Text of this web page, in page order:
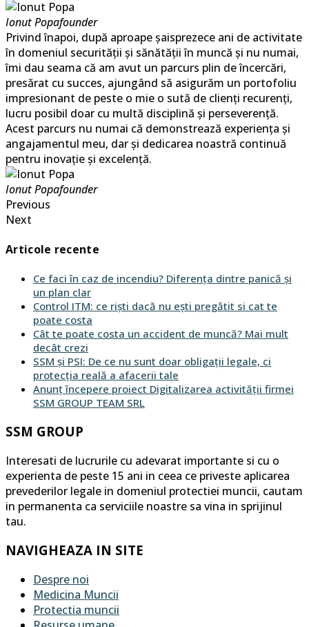
Ionut Popafounder
Privind înapoi, după aproape șaisprezece ani de activitate
în domeniul securității și sănătății în muncă și nu numai,
îmi dau seama că am avut un parcurs plin de încercări,
presărat cu succes, ajungând să asigurăm un portofoliu
impresionant de peste o mie o sută de clienți recurenți,
lucru posibil doar cu multă disciplină și perseverență.
Acest parcurs nu numai că demonstrează experiența și
angajamentul meu, dar și dedicarea noastră continuă
pentru inovație și excelență.
Ionut Popafounder
Previous
Next
Articole recente
Ce faci în caz de incendiu? Diferența dintre panică și
un plan clar
Control ITM: ce riști dacă nu ești pregătit si cat te
poate costa
Cât te poate costa un accident de muncă? Mai mult
decât crezi
SSM și PSI: De ce nu sunt doar obligații legale, ci
protecția reală a afacerii tale
Anunț începere proiect Digitalizarea activității firmei
SSM GROUP TEAM SRL
SSM GROUP
Interesati de lucrurile cu adevarat importante si cu o
experienta de peste 15 ani in ceea ce priveste aplicarea
prevederilor legale in domeniul protectiei muncii, cautam
in permanenta ca serviciile noastre sa vina in sprijinul
tau.
NAVIGHEAZA IN SITE
Despre noi
Medicina Muncii
Protectia muncii